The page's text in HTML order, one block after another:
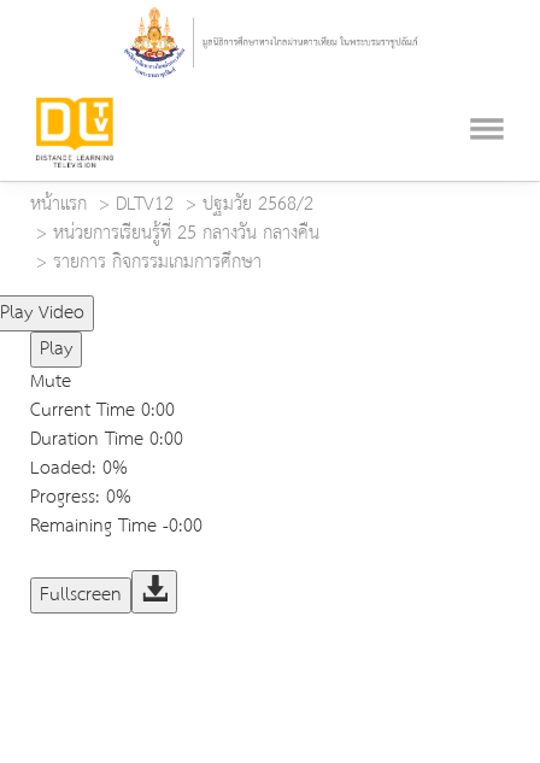
หน้าแรก DLTV12
ปฐมวัย 2568/2
หน่วยการเรียนรู้ที่ 25 กลางวัน กลางคืน
รายการ กิจกรรมเกมการศึกษา
Play Video
Play
Mute
Current Time0:00
Duration Time0:00
Loaded: 0%
Progress: 0%
Remaining Time-0:00
Fullscreen